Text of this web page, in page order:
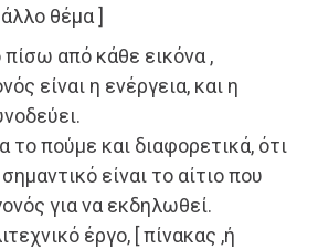
θέμα ]
πίσω από κάθε εικόνα ,
είναι η ενέργεια, και η
το πούμε και διαφορετικά, ότι
είναι το αίτιο που
για να εκδηλωθεί.
έργο, [ πίνακας ,ή